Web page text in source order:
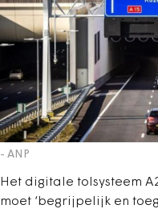
- ANP
Het digitale tolsysteem
moet ‘begrijpelijk en